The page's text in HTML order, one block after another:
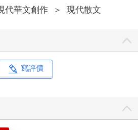
代華文創作 ＞ 現代散文
寫評價